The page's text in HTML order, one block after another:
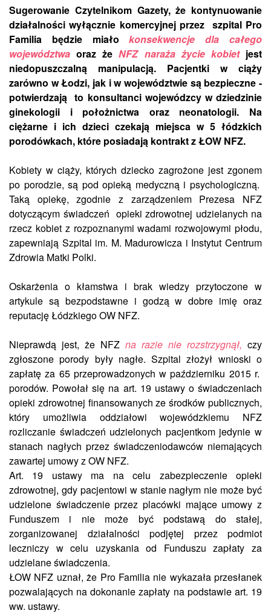
Sugerowanie Czytelnikom Gazety, że kontynuowanie
działalności wyłącznie komercyjnej przez szpital Pro
Familia będzie miałokonsekwencje dla całego
województwa oraz żeNFZ naraża życie kobietjest
niedopuszczalną manipulacją. Pacjentki w ciąży
zarówno w Łodzi, jak i w województwie są bezpieczne -
potwierdzają to konsultanci wojewódzcy w dziedzinie
ginekologii i położnictwa oraz neonatologii. Na
ciężarne i ich dzieci czekają miejsca w 5 łódzkich
porodówkach, które posiadają kontrakt z ŁOW NFZ.
Kobiety w ciąży, których dziecko zagrożone jest zgonem
po porodzie, są pod opieką medyczną i psychologiczną.
Taką opiekę, zgodnie z zarządzeniem Prezesa NFZ
dotyczącym świadczeń opieki zdrowotnej udzielanych na
rzecz kobiet z rozpoznanymi wadami rozwojowymi płodu,
zapewniają Szpital im. M. Madurowicza i Instytut Centrum
Zdrowia Matki Polki.
Oskarżenia o kłamstwa i brak wiedzy przytoczone w
artykule są bezpodstawne i godzą w dobre imię oraz
reputację Łódzkiego OW NFZ.
Nieprawdą jest, że NFZ na razie nie rozstrzygnął, czy
zgłoszone porody były nagłe. Szpital złożył wnioski o
zapłatę za 65 przeprowadzonych w październiku 2015 r.
porodów. Powołał się na art. 19 ustawy o świadczeniach
opieki zdrowotnej finansowanych ze środków publicznych,
który umożliwia oddziałowi wojewódzkiemu NFZ
rozliczanie świadczeń udzielonych pacjentkom jedynie w
stanach nagłych przez świadczeniodawców niemających
zawartej umowy z OW NFZ.
Art. 19 ustawy ma na celu zabezpieczenie opieki
zdrowotnej, gdy pacjentowi w stanie nagłym nie może być
udzielone świadczenie przez placówki mające umowy z
Funduszem i nie może być podstawą do stałej,
zorganizowanej działalności podjętej przez podmiot
leczniczy w celu uzyskania od Funduszu zapłaty za
udzielane świadczenia.
ŁOW NFZ uznał, że Pro Familia nie wykazała przesłanek
pozwalających na dokonanie zapłaty na podstawie art. 19
ww. ustawy.